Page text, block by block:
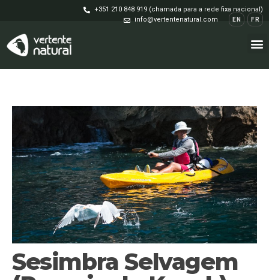
+351 210 848 919 (chamada para a rede fixa nacional)
info@vertentenatural.com
EN FR
Sesimbra Selvagem